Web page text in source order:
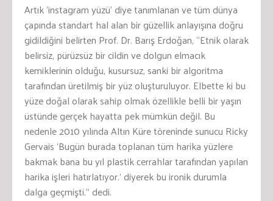
Artık ‘instagram yüzü’ diye tanımlanan ve tüm dünya
çapında standart hal alan bir güzellik anlayışına doğru
gidildiğini belirten Prof. Dr. Barış Erdoğan, “Etnik olarak
belirsiz, pürüzsüz bir cildin ve dolgun elmacık
kemiklerinin olduğu, kusursuz, sanki bir algoritma
tarafından üretilmiş bir yüz oluşturuluyor. Elbette ki bu
yüze doğal olarak sahip olmak özellikle belli bir yaşın
üstünde gerçek hayatta pek mümkün değil. Bu
nedenle 2010 yılında Altın Küre töreninde sunucu Ricky
Gervais ‘Bugün burada toplanan tüm harika yüzlere
bakmak bana bu yıl plastik cerrahlar tarafından yapılan
harika işleri hatırlatıyor.’ diyerek bu ironik durumla
dalga geçmişti.” dedi.